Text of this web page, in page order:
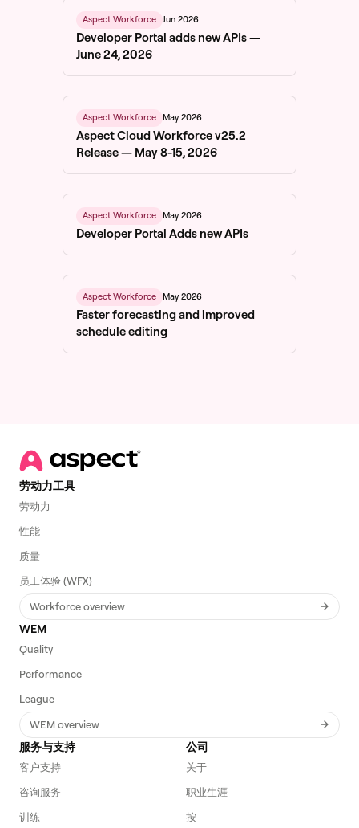
Aspect Workforce Jun 2026
Developer Portal adds new APIs —
June 24, 2026
Aspect Workforce May 2026
Aspect Cloud Workforce v25.2
Release — May 8-15, 2026
Aspect Workforce May 2026
Developer Portal Adds new APIs
Aspect Workforce May 2026
Faster forecasting and improved
schedule editing
劳动力工具
劳动力
性能
质量
员工体验 (WFX)
Workforce overview
WEM
Quality
Performance
League
WEM overview
服务与支持
客户支持
咨询服务
训练
公司
关于
职业生涯
按